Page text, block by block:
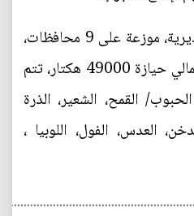
وتغطي المجموعات 37 مديرية، موزعة على 9 محافظات،
وتضم 11409 مزارع، بإجمالي حيازة 49000 هكتار، تتم
القمح، الشعير، الذرة
العدس، الفول، اللوبيا ،